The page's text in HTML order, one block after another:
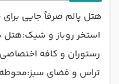
هتل پالم صرفاً جایی
استخر روباز و شیک:هتل
رستوران و کافه
تراس و فضای